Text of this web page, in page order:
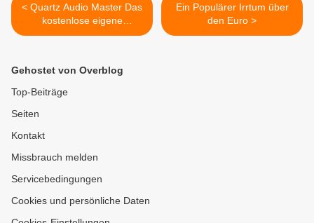
< Quartz Audio Master Das
kostenlose eigene
Tonstudio auf dem PC III
Ein Populärer Irrtum über
den Euro >
Gehostet von Overblog
Top-Beiträge
Seiten
Kontakt
Missbrauch melden
Servicebedingungen
Cookies und persönliche Daten